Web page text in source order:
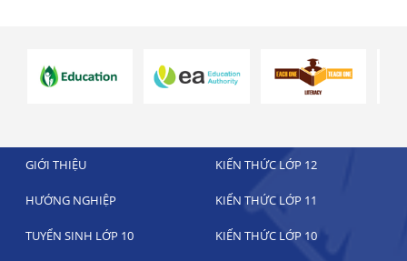
GIỚI THIỆU KIẾN THỨC LỚP 12
HƯỚNG NGHIỆP KIẾN THỨC LỚP 11
TUYỂN SINH LỚP 10 KIẾN THỨC LỚP 10